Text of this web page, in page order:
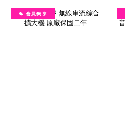
會員獨享